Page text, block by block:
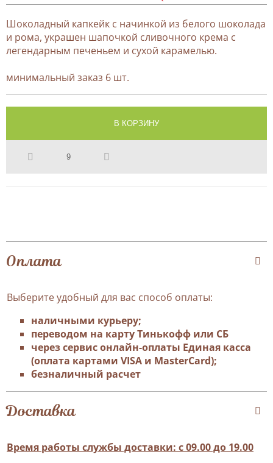
Шоколадный капкейк с начинкой из белого шоколада
и рома, украшен шапочкой сливочного крема с
легендарным печеньем и сухой карамелью.
минимальный заказ 6 шт.
Оплата
Выберите удобный для вас способ оплаты:
наличными курьеру;
переводом на карту Тинькофф или СБ
через сервис онлайн-оплаты Единая касса
(оплата картами VISA и MasterCard);
безналичный расчет
Доставка
Время работы службы доставки: с 09.00 до 19.00